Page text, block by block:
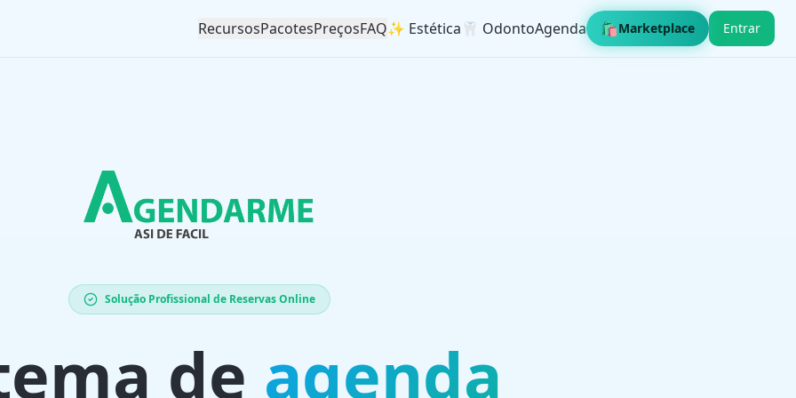
RecursosPacotesPreçosFAQ✨ Estética 🦷 OdontoAgenda 🛍️Marketplace Entrar
Solução Profissional de Reservas Online
de agenda